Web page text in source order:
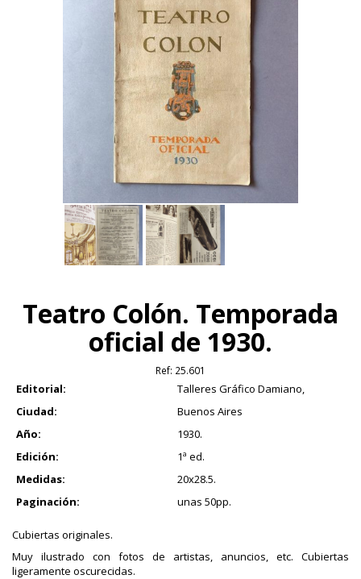
Teatro Colón. Temporada
oficial de 1930.
Ref: 25.601
Editorial:
Talleres Gráfico Damiano,
Ciudad:
Buenos Aires
Año:
1930.
Edición:
1ª ed.
Medidas:
20x28.5.
Paginación:
unas 50pp.
Cubiertas originales.
Muy ilustrado con fotos de artistas, anuncios, etc. Cubiertas
ligeramente oscurecidas.